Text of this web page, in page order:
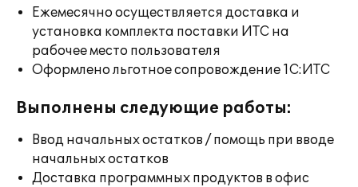
Ежемесячно осуществляется доставка и
установка комплекта поставки ИТС на
рабочее место пользователя
Оформлено льготное сопровождение 1С:ИТС
Выполнены следующие работы:
Ввод начальных остатков / помощь при вводе
начальных остатков
Доставка программных продуктов в офис